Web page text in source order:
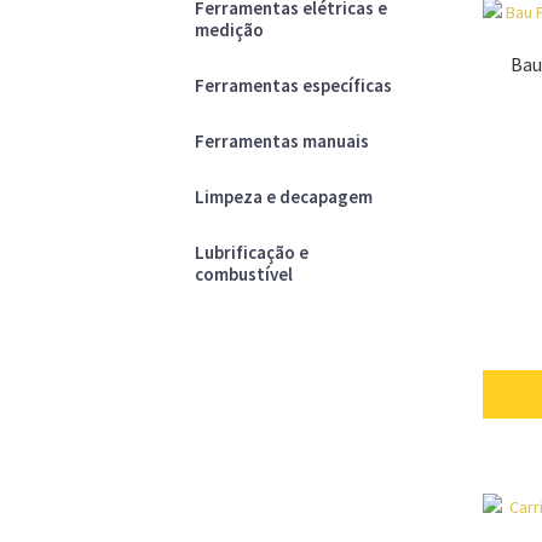
Ferramentas elétricas e
medição
Ferramentas específicas
Ferramentas manuais
Limpeza e decapagem
Lubrificação e
combustível